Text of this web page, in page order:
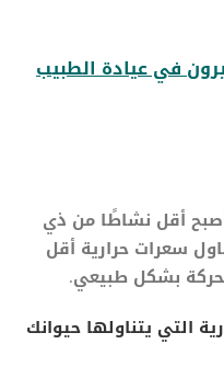
في عيادة الطبيب
أقل نشاطًا من ذي
سعرات حرارية أقل
بشكل طبيعي.
التي يتناولها حيوانك